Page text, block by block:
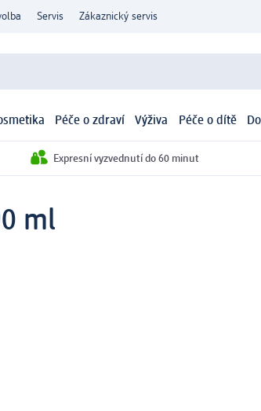
Servis Zákaznický servis
Péče o zdraví Výživa Péče o dítě
Expresní vyzvednutí do 60 minut
ml